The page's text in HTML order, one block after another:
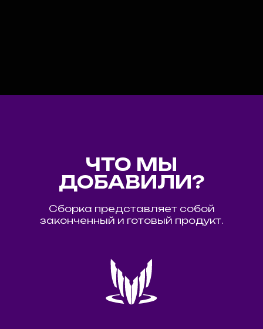
ЧТО МЫ
ДОБАВИЛИ?
Сборка представляет собой
законченный и готовый продукт.